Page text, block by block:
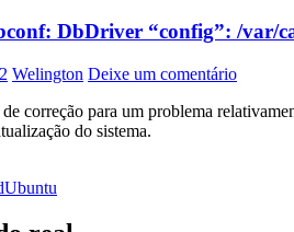
DbDriver “config”: /var/
Welington Deixe um comentário
correção para um problema
do sistema.
Ubuntu